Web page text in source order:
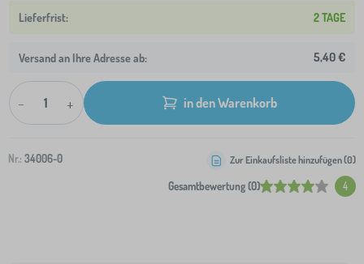
2 TAGE
Versand an Ihre Adresse ab: 5,40 €
- + in den Warenkorb
Nr.: 34006-0
Gesamtbewertung (0) 4
Zur Einkaufsliste hinzufügen (0)